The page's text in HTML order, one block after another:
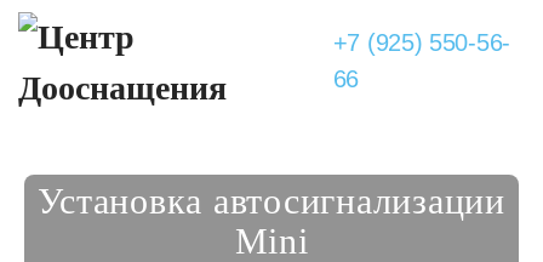
+7 (925) 550-56-
66
Установка автосигнализации
Mini